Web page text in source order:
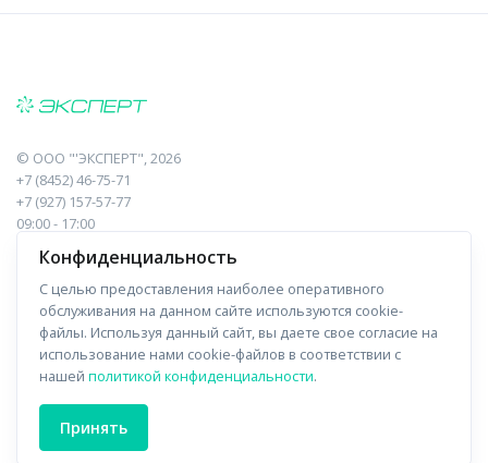
© ООО "'ЭКСПЕРТ", 2026
+7 (8452) 46-75-71
+7 (927) 157-57-77
09:00 - 17:00
410017, Саратов, Пугачева, 10 к1, оф.23
Навигация
Прайс-лист
Отзывы
Форма связи
Информация
О компании
Доставка
Конфиденциальность
С целью предоставления наиболее оперативного
обслуживания на данном сайте используются cookie-
файлы. Используя данный сайт, вы даете свое согласие на
использование нами cookie-файлов в соответствии с
нашей политикой конфиденциальности.
Принять